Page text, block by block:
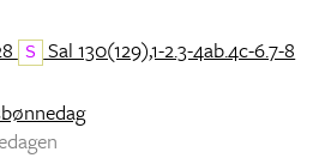
S Sal 130(129),1-2.3-4ab.4c-6.7-8